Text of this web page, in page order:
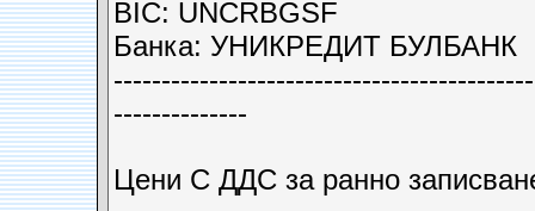
BIC: UNCRBGSF
Банка: УНИКРЕДИТ БУЛБАНК
-------------------------------­
------------­--
Цени С ДДС за ранно